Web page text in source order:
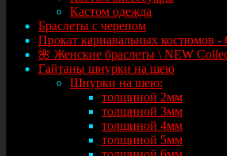
Кастом одежда
Браслеты с черепом
Прокат карнавальных костюмов -
🌺 Женские браслеты \ NEW
Гайтаны шнурки на шею
Шнурки на шею:
толщиной 2мм
толщиной 3мм
толщиной 4мм
толщиной 5мм